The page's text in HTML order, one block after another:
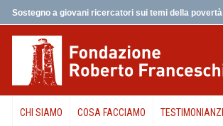
Sostegno a giovani ricercatori sui temi della
CHI SIAMO COSA FACCIAMO